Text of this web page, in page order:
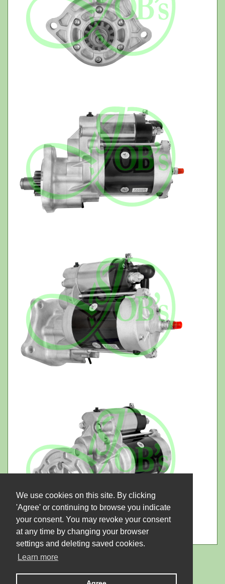
We use cookies on this site. By clicking
'Agree' or continuing to browse you indicate
your consent. You may revoke your consent
at any time by changing your browser
settings and deleting saved cookies.
Learn more